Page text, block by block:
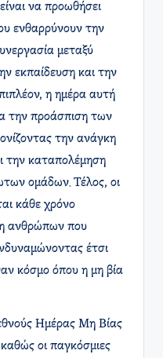
να προωθήσει
ενθαρρύνουν την
μεταξύ
εκπαίδευση και την
η ημέρα αυτή
την προάσπιση των
την ανάγκη
την καταπολέμηση
ομάδων. Τέλος, οι
κάθε χρόνο
ανθρώπων που
έτσι
κόσμο όπου η μη βία
Ημέρας Μη Βίας
οι παγκόσμιες